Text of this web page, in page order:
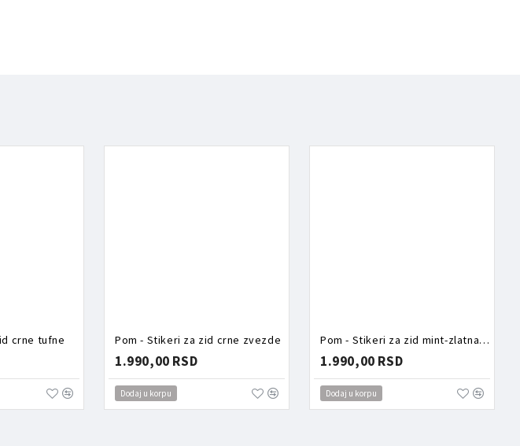
crne tufne Pom - Stikeri za zid crne zvezde
1.990,00 RSD
Dodaj u korpu
Pom - Stikeri za zid mint-zlatna srca
1.990,00 RSD
Dodaj u korpu